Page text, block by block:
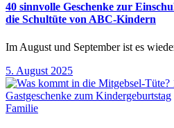
40 sinnvolle Geschenke zur
die Schultüte von ABC-Kindern
Im August und September ist es
5. August 2025
Familie